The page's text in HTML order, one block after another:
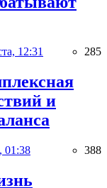
12:31 285
и
01:38 388